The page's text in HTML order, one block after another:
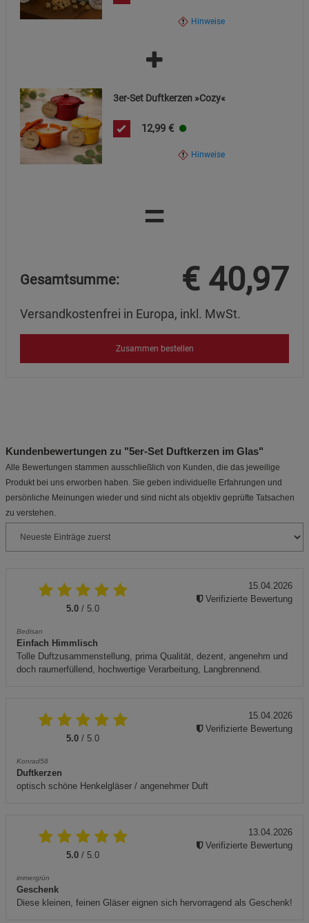
Hinweise
3er-Set Duftkerzen »Cozy«
12,99 €
Hinweise
=
Gesamtsumme: € 40,97
Versandkostenfrei in Europa, inkl. MwSt.
Zusammen bestellen
Kundenbewertungen zu "5er-Set Duftkerzen im Glas"
Alle Bewertungen stammen ausschließlich von Kunden, die das jeweilige
Produkt bei uns erworben haben. Sie geben individuelle Erfahrungen und
persönliche Meinungen wieder und sind nicht als objektiv geprüfte Tatsachen
zu verstehen.
5.0 / 5.0
Bedisan
Einfach Himmlisch
Tolle Duftzusammenstellung, prima Qualität, dezent, angenehm und
doch raumerfüllend, hochwertige Verarbeitung, Langbrennend.
15.04.2026
Verifizierte Bewertung
5.0 / 5.0
Konrad58
Duftkerzen
optisch schöne Henkelgläser / angenehmer Duft
15.04.2026
Verifizierte Bewertung
5.0 / 5.0
immergrün
Geschenk
Diese kleinen, feinen Gläser eignen sich hervorragend als Geschenk!
13.04.2026
Verifizierte Bewertung